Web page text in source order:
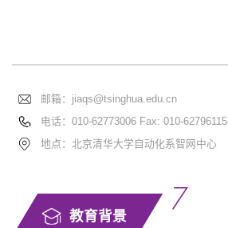
邮箱： jiaqs@tsinghua.edu.cn
电话： 010-62773006 Fax: 010-62796115
地点：北京清华大学自动化系智网中心
教育背景